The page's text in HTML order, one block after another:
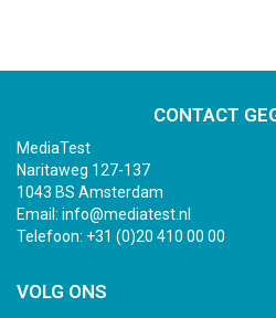
CONTACT
MediaTest
Naritaweg 127-137
1043 BS Amsterdam
Email: info@mediatest.nl
Telefoon: +31 (0)20 410 00 00
VOLG ONS